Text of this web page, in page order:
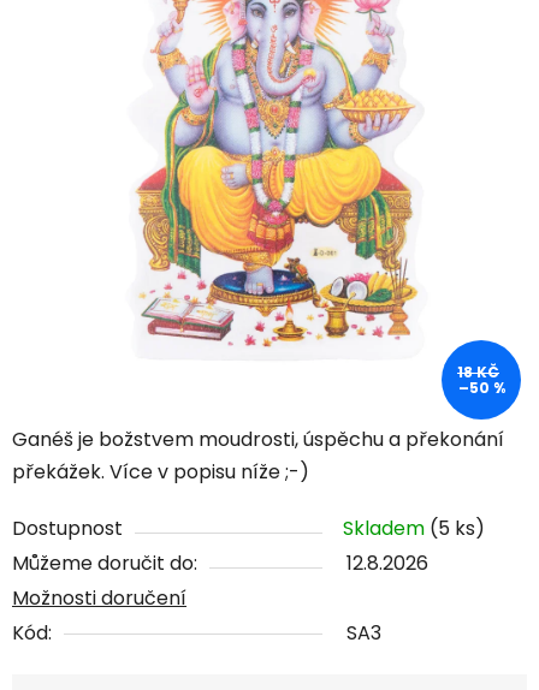
Ganéš je božstvem moudrosti, úspěchu a překonání
překážek. Více v popisu níže ;-)
Dostupnost Skladem (5 ks)
Můžeme doručit do:
12.8.2026
Možnosti doručení
Kód:
SA3
18 KČ
–50 %